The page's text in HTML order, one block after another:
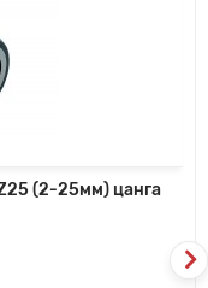
(2-25мм) цанга